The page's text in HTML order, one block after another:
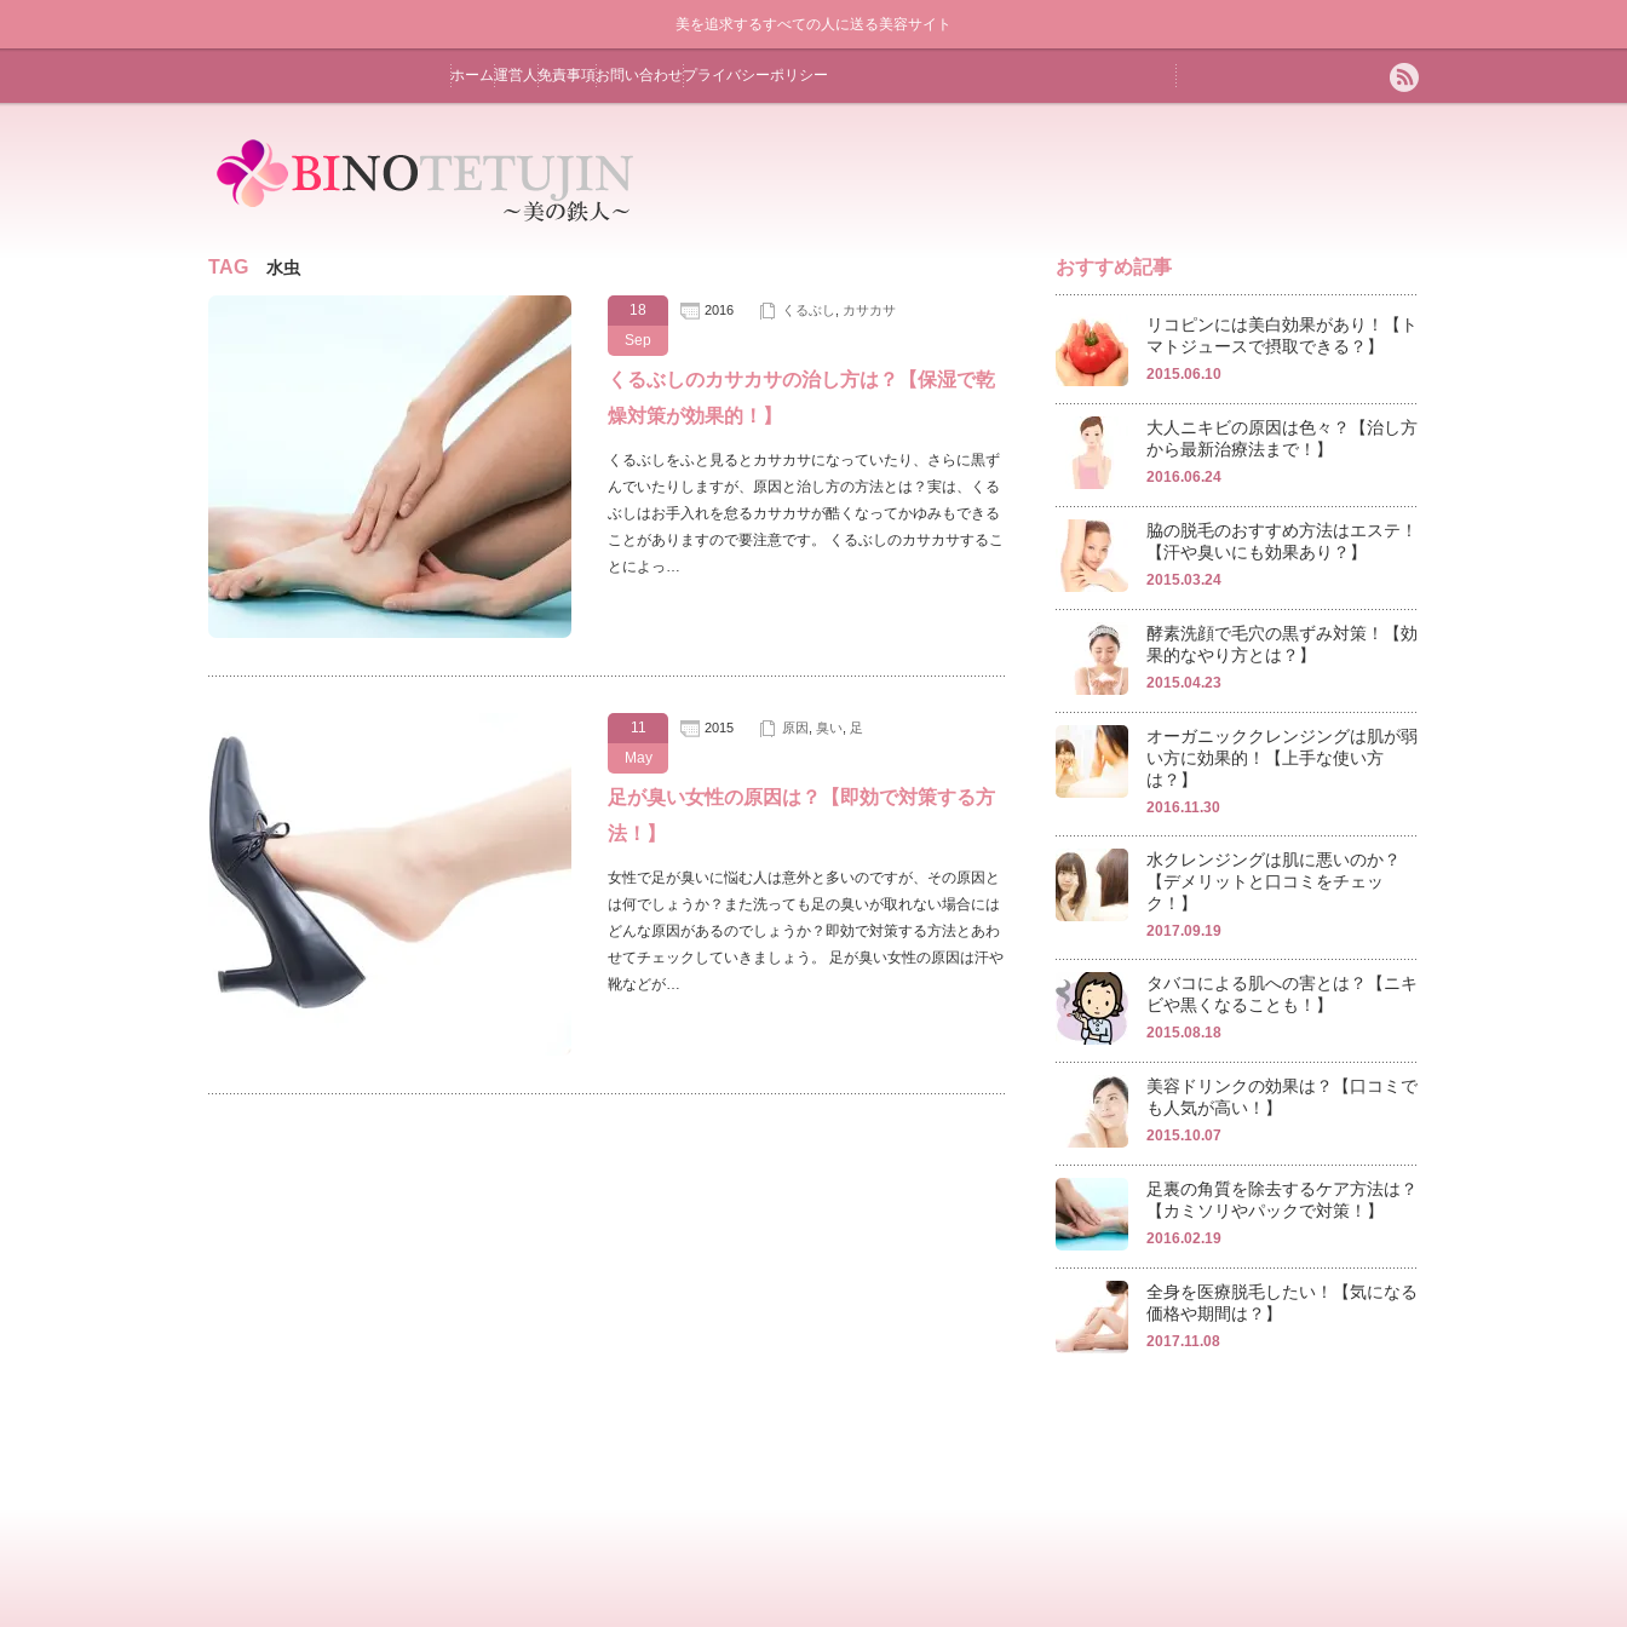
美を追求するすべての人に送る美容サイト
ホーム運営人免責事項お問い合わせプライバシーポリシー
TAG 水虫
18
Sep
2016 くるぶし カサカサ
くるぶしのカサカサの治し方は？【保湿で乾
燥対策が効果的！】
くるぶしをふと見るとカサカサになっていたり、さらに黒ず
んでいたりしますが、原因と治し方の方法とは？実は、くる
ぶしはお手入れを怠るカサカサが酷くなってかゆみもできる
ことがありますので要注意です。 くるぶしのカサカサするこ
とによっ…
11
May
2015 原因 臭い 足
足が臭い女性の原因は？【即効で対策する方
法！】
女性で足が臭いに悩む人は意外と多いのですが、その原因と
は何でしょうか？また洗っても足の臭いが取れない場合には
どんな原因があるのでしょうか？即効で対策する方法とあわ
せてチェックしていきましょう。 足が臭い女性の原因は汗や
靴などが…
おすすめ記事
リコピンには美白効果があり！【ト
マトジュースで摂取できる？】
2015.06.10
大人ニキビの原因は色々？【治し方
から最新治療法まで！】
2016.06.24
脇の脱毛のおすすめ方法はエステ！
【汗や臭いにも効果あり？】
2015.03.24
酵素洗顔で毛穴の黒ずみ対策！【効
果的なやり方とは？】
2015.04.23
オーガニッククレンジングは肌が弱
い方に効果的！【上手な使い方
は？】
2016.11.30
水クレンジングは肌に悪いのか？
【デメリットと口コミをチェッ
ク！】
2017.09.19
タバコによる肌への害とは？【ニキ
ビや黒くなることも！】
2015.08.18
美容ドリンクの効果は？【口コミで
も人気が高い！】
2015.10.07
足裏の角質を除去するケア方法は？
【カミソリやパックで対策！】
2016.02.19
全身を医療脱毛したい！【気になる
価格や期間は？】
2017.11.08